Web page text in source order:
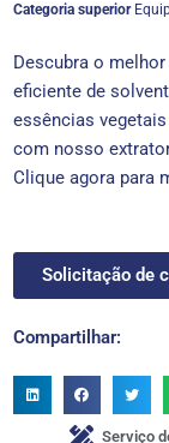
Categoria superior
Descubra o
eficiente de
essências
com nosso
Clique agora para
Solicitação de
Compartilhar:
Serviço